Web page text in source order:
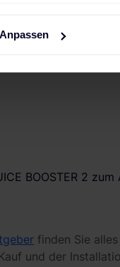
verarbeitet werden,
du in unserer
Anpassen
BOOSTER 2
finden Sie
und der